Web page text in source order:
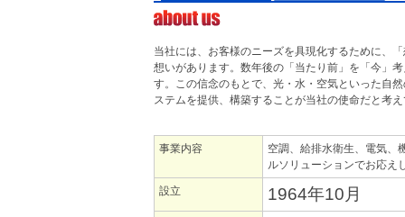
当社には、お客様のニーズを具現化するために、
想いがあります。数年後の「当たり前」を「今」
す。この信念のもとで、光・水・空気といった自
ステムを提供、構築することが当社の使命だと考
事業内容
空調、給排水衛生、電気、
ルソリューションでお応え
設立 1964年10月